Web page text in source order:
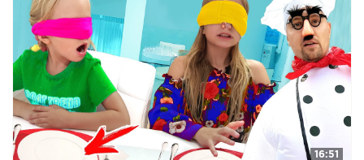
16:51